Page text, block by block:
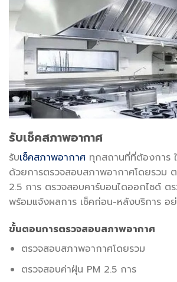
รับเช็คสภาพอากาศ
รับเช็คสภาพอากาศ ทุกสถานที่ที่ต้องการ
ด้วยการตรวจสอบสภาพอากาศโดยรวม
2.5 การ ตรวจสอบคาร์บอนไดออกไซด์ ต
พร้อมแจ้งผลการ เช็คก่อน-หลังบริการ อ
ขั้นตอนการตรวจสอบสภาพอากาศ
ตรวจสอบสภาพอากาศโดยรวม
ตรวจสอบค่าฝุ่น PM 2.5 การ